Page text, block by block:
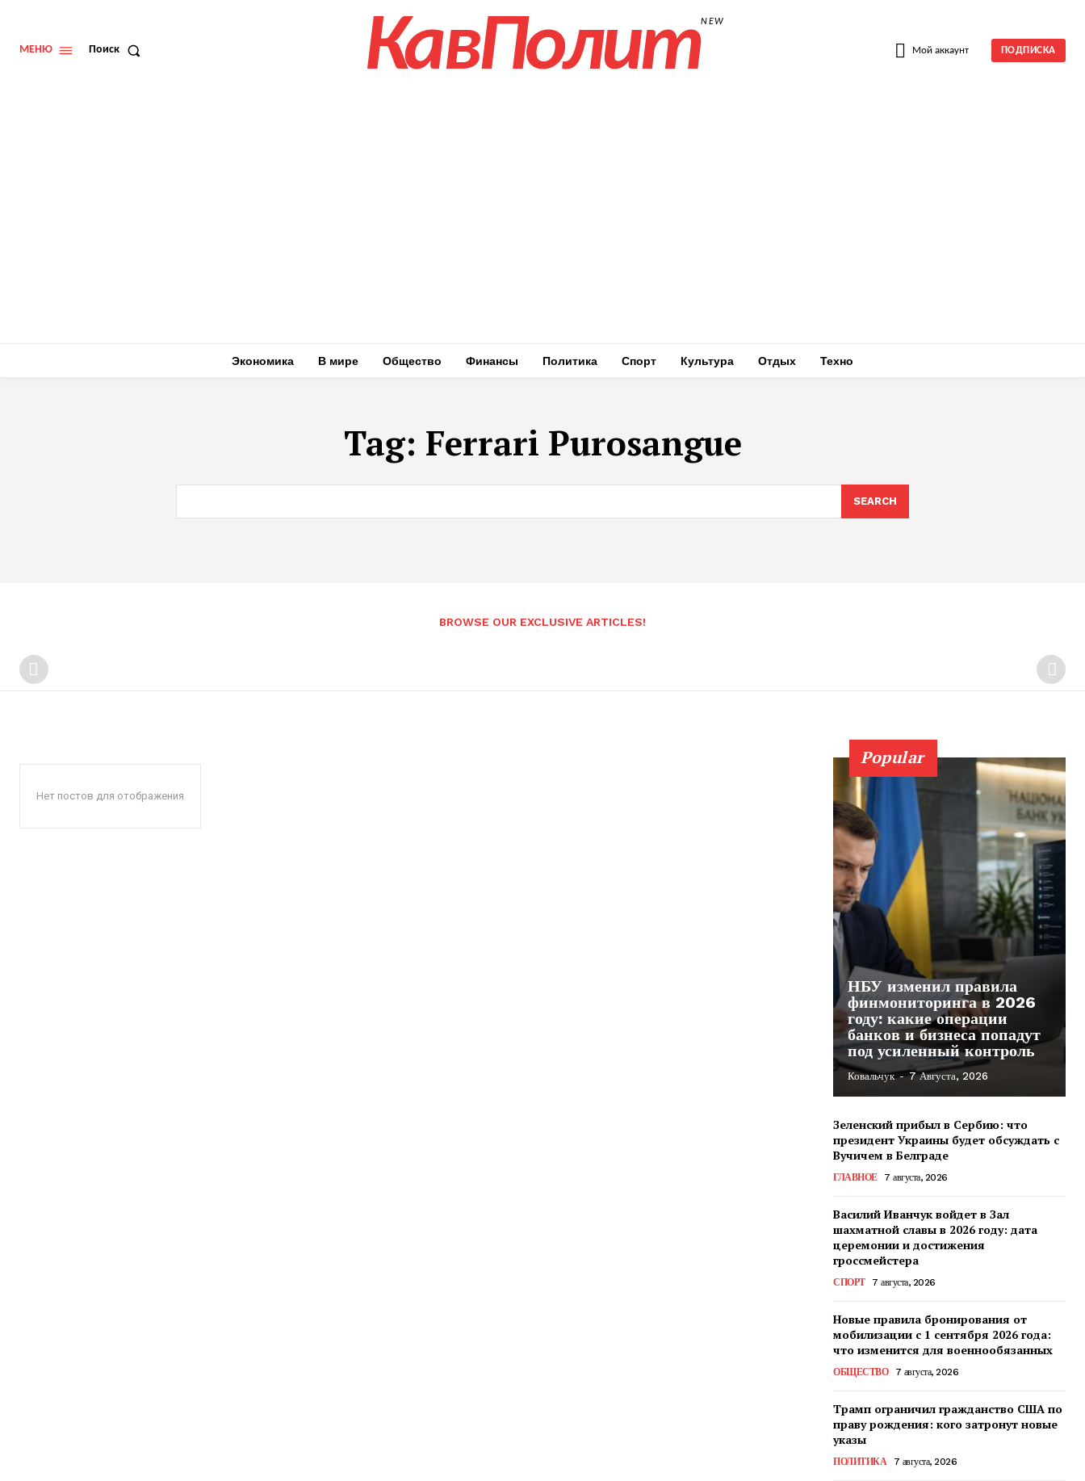
МЕНЮ Поиск КавПолитNEW
Мой аккаунт ПОДПИСКА
Экономика В мире Общество Финансы Политика Спорт Культура Отдых Техно
Tag: Ferrari Purosangue
SEARCH
BROWSE OUR EXCLUSIVE ARTICLES!
Нет постов для отображения
Popular
НБУ изменил правила
финмониторинга в 2026
году: какие операции
банков и бизнеса попадут
под усиленный контроль
Ковальчук - 7 Августа, 2026
Зеленский прибыл в Сербию: что
президент Украины будет обсуждать с
Вучичем в Белграде
ГЛАВНОЕ 7 августа, 2026
Василий Иванчук войдет в Зал
шахматной славы в 2026 году: дата
церемонии и достижения
гроссмейстера
СПОРТ 7 августа, 2026
Новые правила бронирования от
мобилизации с 1 сентября 2026 года:
что изменится для военнообязанных
ОБЩЕСТВО 7 августа, 2026
Трамп ограничил гражданство США по
праву рождения: кого затронут новые
указы
ПОЛИТИКА 7 августа, 2026